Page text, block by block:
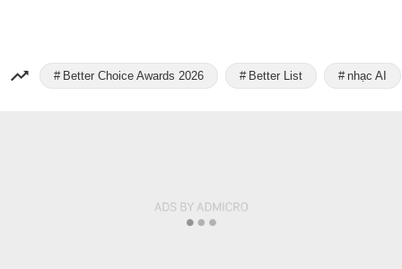
Better Choice Awards 2026 Better List nhạc AI